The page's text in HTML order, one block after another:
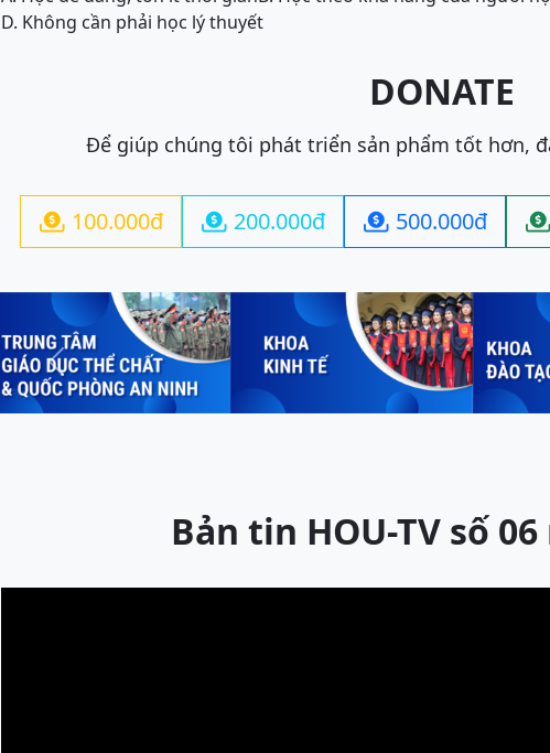
D. Không cần phải học lý thuyết
DONATE
Để giúp chúng tôi phát triển sản phẩm tốt hơn,
 100.000đ  200.000đ  500.000đ 
Previous
Bản tin HOU-TV số